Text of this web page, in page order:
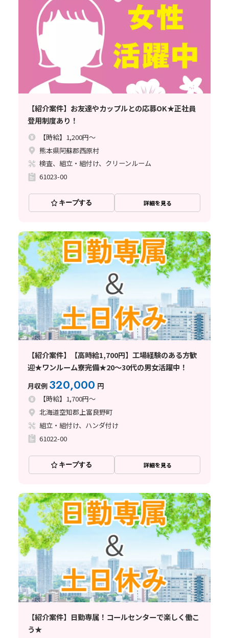
【紹介案件】お友達やカップルとの応募OK★正社員
登用制度あり！
【時給】1,200円～
熊本県阿蘇郡西原村
検査、組立・組付け、クリーンルーム
61023-00
キープする 詳細を見る
【紹介案件】【高時給1,700円】工場経験のある方歓
迎★ワンルーム寮完備★20～30代の男女活躍中！
月収例 320,000 円
【時給】1,700円～
北海道空知郡上富良野町
組立・組付け、ハンダ付け
61022-00
キープする 詳細を見る
【紹介案件】日勤専属！コールセンターで楽しく働こ
う★